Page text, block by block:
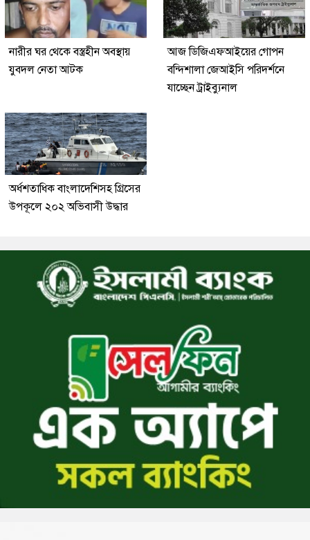
নারীর ঘর থেকে বস্ত্রহীন অবস্থায়
যুবদল নেতা আটক
আজ ডিজিএফআইয়ের গোপন
বন্দিশালা জেআইসি পরিদর্শনে
যাচ্ছেন ট্রাইব্যুনাল
অর্ধশতাধিক বাংলাদেশিসহ গ্রিসের
উপকূলে ২০২ অভিবাসী উদ্ধার